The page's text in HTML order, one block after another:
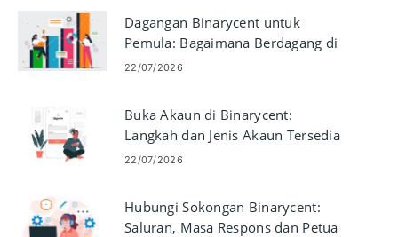
Dagangan Binarycent untuk
Pemula: Bagaimana Berdagang di
Platform
22/07/2026
Buka Akaun di Binarycent:
Langkah dan Jenis Akaun Tersedia
22/07/2026
Hubungi Sokongan Binarycent:
Saluran, Masa Respons dan Petua